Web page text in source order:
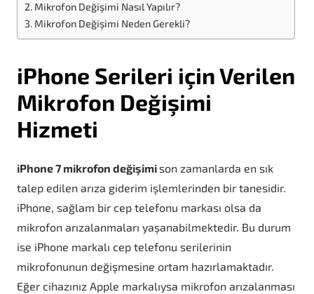
Mikrofon Değişimi Nasıl Yapılır?
Mikrofon Değişimi Neden Gerekli?
iPhone Serileri için Verilen
Mikrofon Değişimi
Hizmeti
iPhone 7 mikrofon değişimison zamanlarda en sık
talep edilen arıza giderim işlemlerinden bir tanesidir.
iPhone, sağlam bir cep telefonu markası olsa da
mikrofon arızalanmaları yaşanabilmektedir. Bu durum
ise iPhone markalı cep telefonu serilerinin
mikrofonunun değişmesine ortam hazırlamaktadır.
Eğer cihazınız Apple markalıysa mikrofon arızalanması